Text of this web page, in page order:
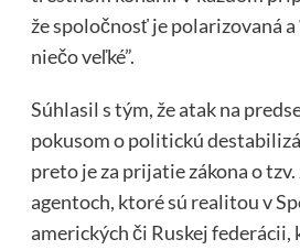
že spoločnosť je polarizovaná
niečo veľké”.
Súhlasil s tým, že atak na
pokusom o politickú
preto je za prijatie zákona o
agentoch, ktoré sú realitou v
amerických či Ruskej